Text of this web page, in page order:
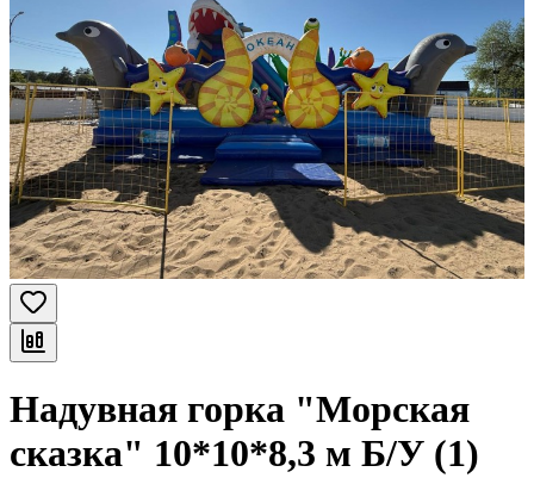
Надувная горка "Морская
сказка" 10*10*8,3 м Б/У (1)